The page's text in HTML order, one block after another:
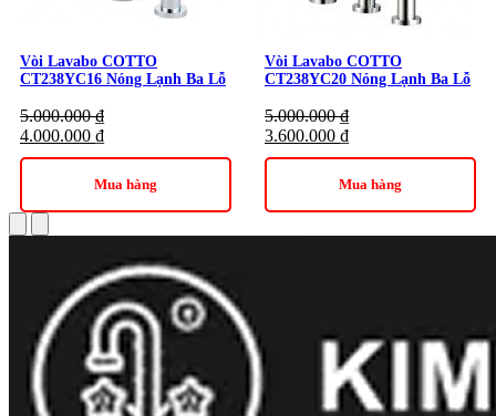
Thiết bị vệ sinh Cotto
Vòi Lavabo COTTO
CT238YC16 Nóng Lạnh Ba Lỗ
5.000.000₫
4.000.000 ₫
Mua hàng
Vòi Lavabo COTTO
CT238YC20 Nóng Lạnh Ba Lỗ
5.000.000₫
3.600.000 ₫
Mua hàng